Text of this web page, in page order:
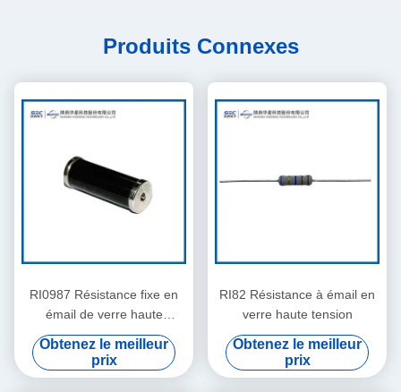
Produits Connexes
RI0987 Résistance fixe en
émail de verre haute
pression
Obtenez le meilleur
prix
RI82 Résistance à émail en
verre haute tension
Obtenez le meilleur
prix